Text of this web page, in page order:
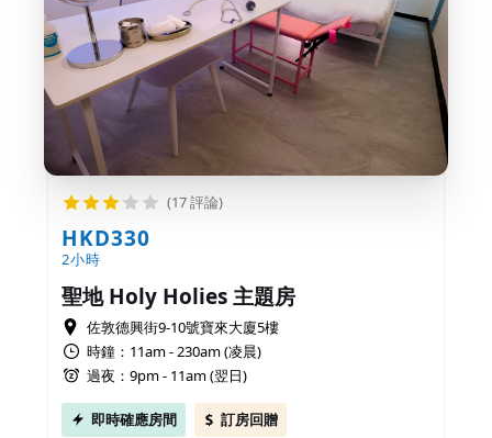
(17 評論)
HKD330
2小時
聖地 Holy Holies 主題房
佐敦德興街9-10號寶來大廈5樓
時鐘：11am - 230am (凌晨)
過夜：9pm - 11am (翌日)
即時確應房間 訂房回贈